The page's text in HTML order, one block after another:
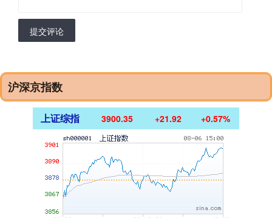
提交评论
沪深京指数
上证综指 3900.35 +21.92 +0.57%